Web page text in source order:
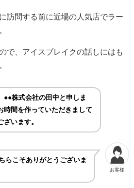
訪問する前に近場の人気店でラー
で、アイスブレイクの話しにはも
●●株式会社の田中と申しま
時間を作っていただきまして
ざいます。
お客様
らこそありがとうございま